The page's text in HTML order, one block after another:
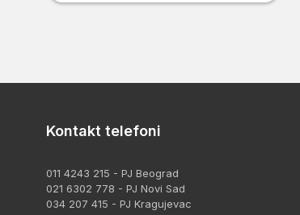
Kontakt telefoni
011 4243 215 - PJ Beograd
021 6302 778 - PJ Novi Sad
034 207 415 - PJ Kragujevac